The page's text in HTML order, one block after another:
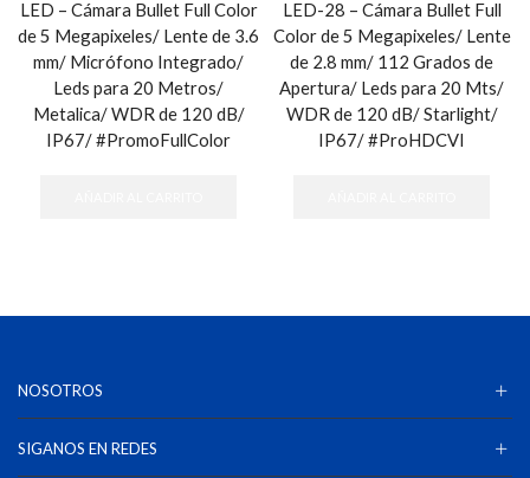
LED – Cámara Bullet Full Color
de 5 Megapixeles/ Lente de 3.6
mm/ Micrófono Integrado/
Leds para 20 Metros/
Metalica/ WDR de 120 dB/
IP67/ #PromoFullColor
LED-28 – Cámara Bullet Full
Color de 5 Megapixeles/ Lente
de 2.8 mm/ 112 Grados de
Apertura/ Leds para 20 Mts/
WDR de 120 dB/ Starlight/
IP67/ #ProHDCVI
NOSOTROS
SIGANOS EN REDES